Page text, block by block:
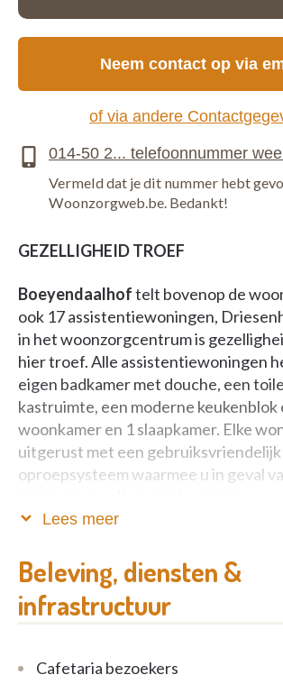
GEZELLIGHEID TROEF
Boeyendaalhoftelt bovenop de
ook 17 assistentiewoningen,
in het woonzorgcentrum is
hier troef. Alle assistentiewoningen
eigen badkamer met douche, een
kastruimte, een moderne keukenblok
woonkamer en 1 slaapkamer. Elke
uitgerust met een gebruiksvriendelijk
oproepsysteem waarmee u in geval
Driesenhof wordt van het
gescheiden door een bloemrijke
uitgenodigd om deel te nemen aan de
Lees meer
Beleving, diensten &
infrastructuur
Cafetaria bezoekers
Neem contact op via
of via andere
Vermeld dat je dit nummer hebt
Woonzorgweb.be. Bedankt!